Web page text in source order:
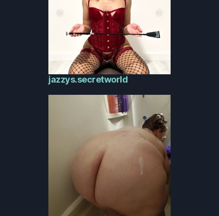
jazzys.secretworld